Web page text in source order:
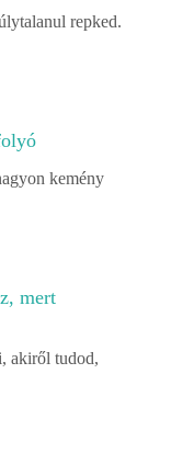
repked.
kemény
mert
akiről tudod,